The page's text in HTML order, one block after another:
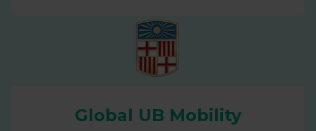
Global UB Mobility